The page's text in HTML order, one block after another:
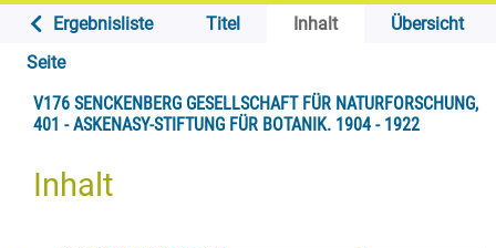
Ergebnisliste Titel Inhalt
Übersicht
Seite
V176 SENCKENBERG GESELLSCHAFT FÜR NATURFORSCHUNG,
401 - ASKENASY-STIFTUNG FÜR BOTANIK. 1904 - 1922
Inhalt